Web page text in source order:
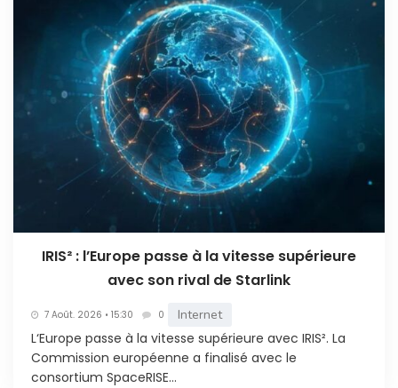
IRIS² : l’Europe passe à la vitesse supérieure
avec son rival de Starlink
7 Août. 2026 • 15:30 0 Internet
L‘Europe passe à la vitesse supérieure avec IRIS². La
Commission européenne a finalisé avec le
consortium SpaceRISE...